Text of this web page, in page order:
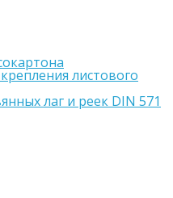
листового
лаг и реек DIN 571